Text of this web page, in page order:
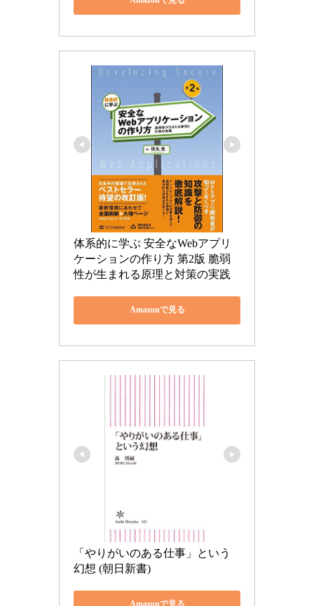
体系的に学ぶ 安全なWebアプリ
ケーションの作り方 第2版 脆弱
性が生まれる原理と対策の実践
Amazonで見る
「やりがいのある仕事」という
幻想 (朝日新書)
Amazonで見る